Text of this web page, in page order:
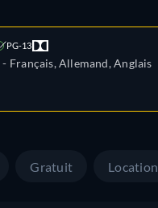
PG-13
- Français, Allemand, Anglais
Gratuit Location